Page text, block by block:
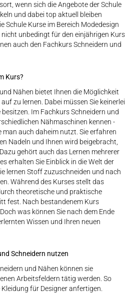
wenn sich die Angebote der Schule
und dabei top aktuell bleiben
Schule Kurse im Bereich Modedesign
nicht unbedingt für den einjährigen Kurs
auch den Fachkurs Schneidern und
Kurs?
Nähen bietet Ihnen die Möglichkeit
zu lernen. Dabei müssen Sie keinerlei
Im Fachkurs Schneidern und
Nähmaschinen kennen -
man auch daheim nutzt. Sie erfahren
Nadeln und Ihnen wird beigebracht,
gehört auch das Lernen mehrerer
erhalten Sie Einblick in die Welt der
lernen Stoff zuzuschneiden und nach
Während des Kurses stellt das
theoretische und praktische
fest. Nach bestandenem Kurs
was können Sie nach dem Ende
Wissen und Ihren neuen
Schneidern nutzen
und Nähen können sie
Arbeitsfeldern tätig werden. So
für Designer anfertigen.